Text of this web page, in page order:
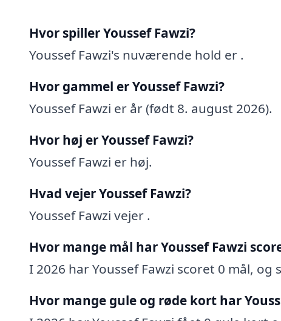
Hvor spiller Youssef Fawzi?
Youssef Fawzi's nuværende hold er .
Hvor gammel er Youssef Fawzi?
Youssef Fawzi er år (født 8. august 2026).
Hvor høj er Youssef Fawzi?
Youssef Fawzi er høj.
Hvad vejer Youssef Fawzi?
Youssef Fawzi vejer .
Hvor mange mål har Youssef Fawzi
I 2026 har Youssef Fawzi scoret 0 mål, og
Hvor mange gule og røde kort har